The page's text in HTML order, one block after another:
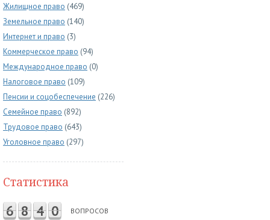
Жилищное право (469)
Земельное право (140)
Интернет и право (3)
Коммерческое право (94)
Международное право (0)
Налоговое право (109)
Пенсии и соцобеспечение (226)
Семейное право (892)
Трудовое право (643)
Уголовное право (297)
Статистика
6 8 4 0 ВОПРОСОВ